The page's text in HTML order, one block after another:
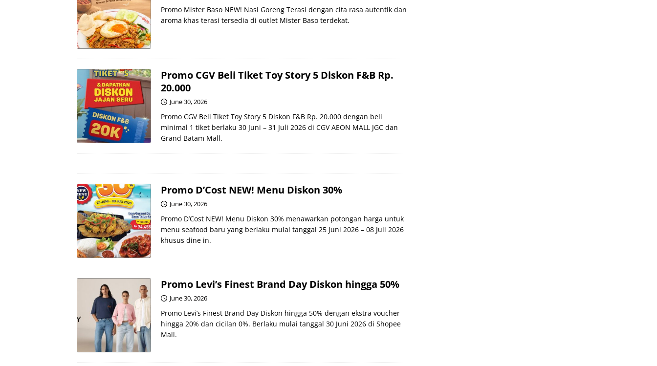
Promo Mister Baso NEW! Nasi Goreng Terasi dengan cita rasa autentik dan
aroma khas terasi tersedia di outlet Mister Baso terdekat.
Promo CGV Beli Tiket Toy Story 5 Diskon F&B Rp.
20.000
June 30, 2026
Promo CGV Beli Tiket Toy Story 5 Diskon F&B Rp. 20.000 dengan beli
minimal 1 tiket berlaku 30 Juni – 31 Juli 2026 di CGV AEON MALL JGC dan
Grand Batam Mall.
Promo D’Cost NEW! Menu Diskon 30%
June 30, 2026
Promo D’Cost NEW! Menu Diskon 30% menawarkan potongan harga untuk
menu seafood baru yang berlaku mulai tanggal 25 Juni 2026 – 08 Juli 2026
khusus dine in.
Promo Levi’s Finest Brand Day Diskon hingga 50%
June 30, 2026
Promo Levi’s Finest Brand Day Diskon hingga 50% dengan ekstra voucher
hingga 20% dan cicilan 0%. Berlaku mulai tanggal 30 Juni 2026 di Shopee
Mall.